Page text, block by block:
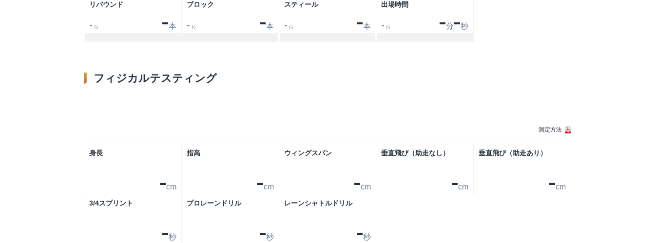
リバウンド
- 位 -本
ブロック
- 位 -本
スティール
- 位 -本
出場時間
- 位 -分-秒
フィジカルテスティング
測定方法
身長
-cm
指高
-cm
ウィングスパン
-cm
垂直飛び（助走なし）
-cm
垂直飛び（助走あり）
-cm
3/4スプリント
-秒
プロレーンドリル
-秒
レーンシャトルドリル
-秒